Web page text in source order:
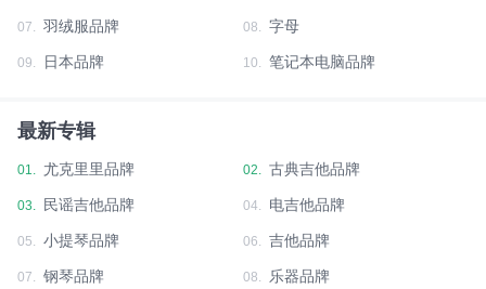
07. 羽绒服品牌 08. 字母
09. 日本品牌 10. 笔记本电脑品牌
最新专辑
01. 尤克里里品牌 02. 古典吉他品牌
03. 民谣吉他品牌 04. 电吉他品牌
05. 小提琴品牌 06. 吉他品牌
07. 钢琴品牌 08. 乐器品牌